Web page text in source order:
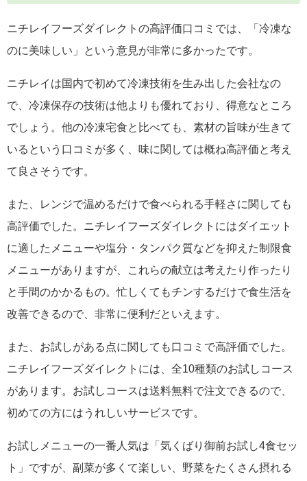
ニチレイフーズダイレクトの高評価口コミでは、「冷凍な
のに美味しい」という意見が非常に多かったです。
ニチレイは国内で初めて冷凍技術を生み出した会社なの
で、冷凍保存の技術は他よりも優れており、得意なところ
でしょう。他の冷凍宅食と比べても、素材の旨味が生きて
いるという口コミが多く、味に関しては概ね高評価と考え
て良さそうです。
また、レンジで温めるだけで食べられる手軽さに関しても
高評価でした。ニチレイフーズダイレクトにはダイエット
に適したメニューや塩分・タンパク質などを抑えた制限食
メニューがありますが、これらの献立は考えたり作ったり
と手間のかかるもの。忙しくてもチンするだけで食生活を
改善できるので、非常に便利だといえます。
また、お試しがある点に関しても口コミで高評価でした。
ニチレイフーズダイレクトには、全10種類のお試しコース
があります。お試しコースは送料無料で注文できるので、
初めての方にはうれしいサービスです。
お試しメニューの一番人気は「気くばり御前お試し4食セッ
ト」ですが、副菜が多くて楽しい、野菜をたくさん摂れる